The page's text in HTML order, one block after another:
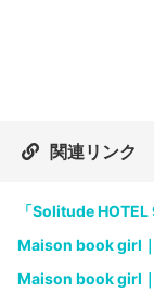
関連リンク
「Solitude
Maison book girl
Maison book girl